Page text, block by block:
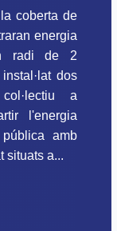
coberta de
energia
radi de 2
dos
a
l'energia
amb
situats a...